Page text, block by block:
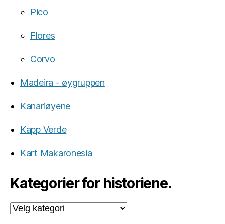
Pico
Flores
Corvo
Madeira - øygruppen
Kanariøyene
Kapp Verde
Kart Makaronesia
Kategorier for historiene.
Kategorier
for